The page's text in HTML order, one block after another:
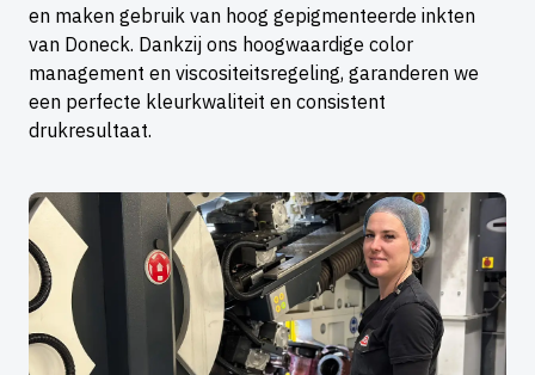
en maken gebruik van hoog gepigmenteerde inkten
van Doneck. Dankzij ons hoogwaardige color
management en viscositeitsregeling, garanderen we
een perfecte kleurkwaliteit en consistent
drukresultaat.